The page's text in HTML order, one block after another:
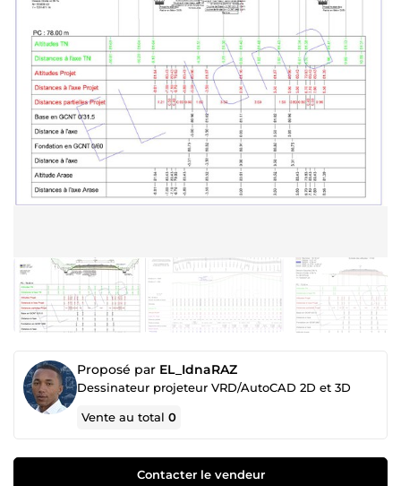
Proposé par EL_IdnaRAZ
Dessinateur projeteur VRD/AutoCAD 2D et 3D
Vente au total0
Contacter le vendeur